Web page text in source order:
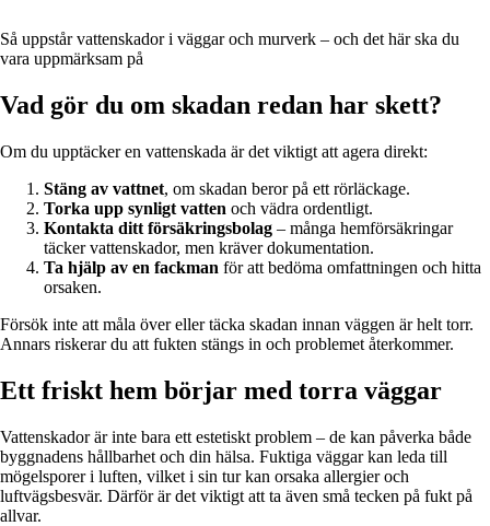
Så uppstår vattenskador i väggar och murverk – och det här ska du
vara uppmärksam på
Vad gör du om skadan redan har skett?
Om du upptäcker en vattenskada är det viktigt att agera direkt:
Stäng av vattnet, om skadan beror på ett rörläckage.
Torka upp synligt vatten och vädra ordentligt.
Kontakta ditt försäkringsbolag – många hemförsäkringar
täcker vattenskador, men kräver dokumentation.
Ta hjälp av en fackman för att bedöma omfattningen och hitta
orsaken.
Försök inte att måla över eller täcka skadan innan väggen är helt torr.
Annars riskerar du att fukten stängs in och problemet återkommer.
Ett friskt hem börjar med torra väggar
Vattenskador är inte bara ett estetiskt problem – de kan påverka både
byggnadens hållbarhet och din hälsa. Fuktiga väggar kan leda till
mögelsporer i luften, vilket i sin tur kan orsaka allergier och
luftvägsbesvär. Därför är det viktigt att ta även små tecken på fukt på
allvar.